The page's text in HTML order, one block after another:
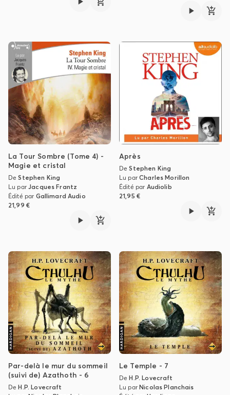
La Tour Sombre (Tome 4) -
Magie et cristal
DeStephen King
Lu parJacques Frantz
Édité par Gallimard Audio
21,99 €
Après
DeStephen King
Lu parCharles Morillon
Édité par Audiolib
21,95 €
Par-delà le mur du sommeil
(suivi de) Azathoth - 6
DeH.P. Lovecraft
Le Temple - 7
DeH.P. Lovecraft
Lu parNicolas Planchais